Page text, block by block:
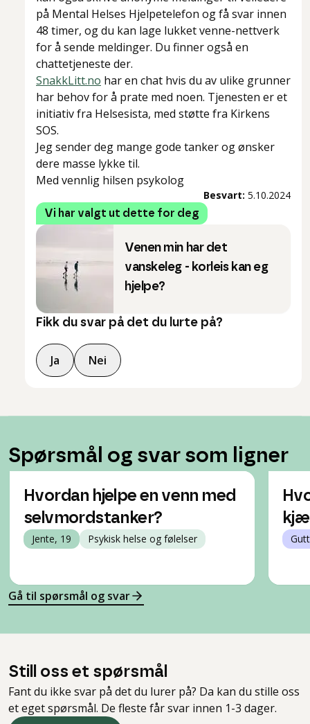
på Mental Helses Hjelpetelefon og få svar innen
48 timer, og du kan lage lukket venne-nettverk
for å sende meldinger. Du finner også en
chattetjeneste der.
SnakkLitt.no har en chat hvis du av ulike grunner
har behov for å prate med noen. Tjenesten er et
initiativ fra Helsesista, med støtte fra Kirkens
SOS.
Jeg sender deg mange gode tanker og ønsker
dere masse lykke til.
Med vennlig hilsen psykolog
Besvart: 5.10.2024
Vi har valgt ut dette for deg
Venen min har det
vanskeleg - korleis kan eg
hjelpe?
Fikk du svar på det du lurte på?
Ja Nei
Spørsmål og svar som ligner
Hvordan hjelpe en venn med
selvmordstanker?
Jente, 19 Psykisk helse og følelser
Gå til spørsmål og svar
Still oss et spørsmål
Fant du ikke svar på det du lurer på? Da kan du stille oss
et eget spørsmål. De fleste får svar innen 1-3 dager.